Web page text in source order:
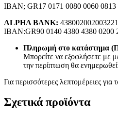
Πικάπ
CD Players/
MP3 & MP4
Αξεσουάρ
CD/DVD
Ακουστικά
Μικρόφωνα
Καλώδια-
2.50mm²-
IBAN; GR17 0171 0080 0060 0813
ALPHA BANK:
IBAN:GR90 0140 4380 4380 0200
Πληρωμή στο κατάστημα
Μπορείτε να εξοφλήσετε με
την περίπτωση θα
Για περισσότερες λεπτομέρειες
Σχετικά προϊόντα